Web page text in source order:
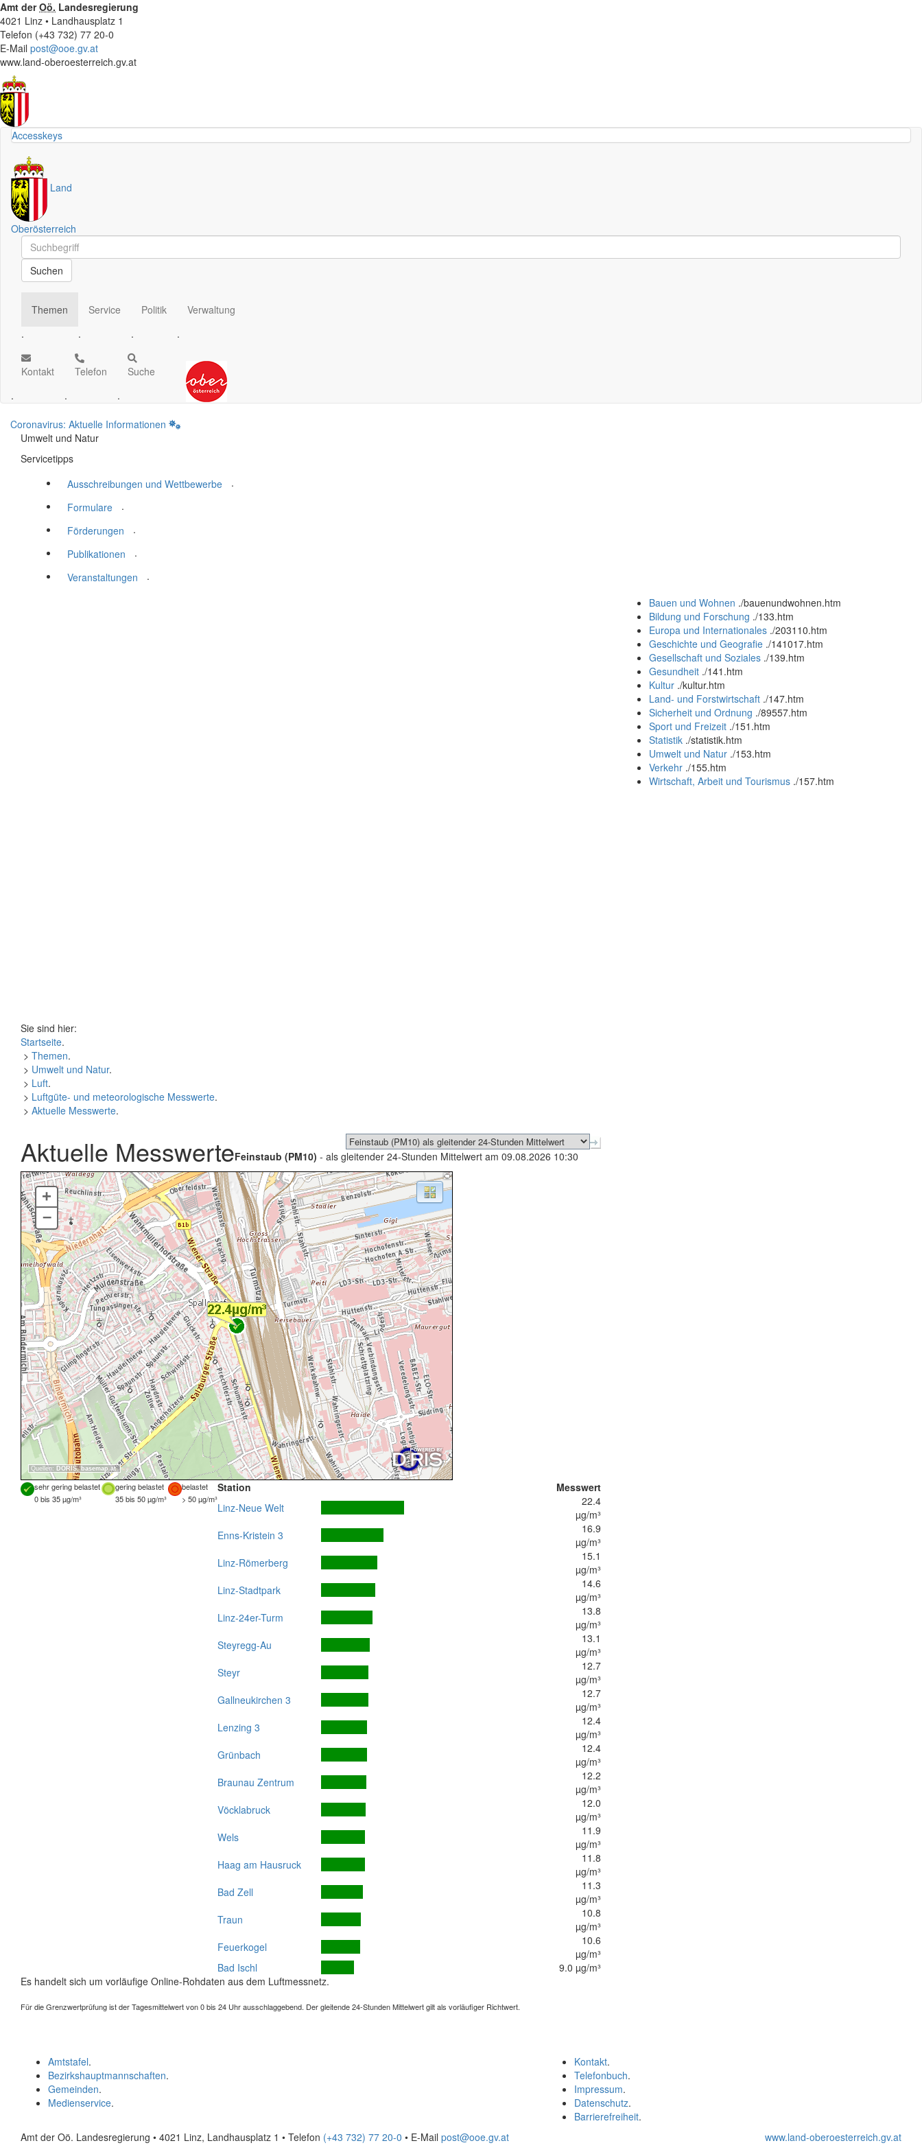
Amt derOö. Landesregierung
4021 Linz • Landhausplatz 1
Telefon (+43 732) 77 20-0
E-Mail post@ooe.gv.at
www.land-oberoesterreich.gv.at
Accesskeys
Land
Oberösterreich
Schnellsuche
Schnellsuche
Suchen
Themen
.
Service
.
Politik
.
Verwaltung
.
Kontakt
.
Telefon
.
Suche
.
Coronavirus: Aktuelle Informationen
Umwelt und Natur
Servicetipps
Ausschreibungen und Wettbewerbe
.
Formulare
.
Förderungen
.
Publikationen
.
Veranstaltungen
.
Bauen und Wohnen ./bauenundwohnen.htm
Bildung und Forschung ./133.htm
Europa und Internationales ./203110.htm
Geschichte und Geografie ./141017.htm
Gesellschaft und Soziales ./139.htm
Gesundheit ./141.htm
Kultur ./kultur.htm
Land- und Forstwirtschaft ./147.htm
Sicherheit und Ordnung ./89557.htm
Sport und Freizeit ./151.htm
Statistik ./statistik.htm
Umwelt und Natur ./153.htm
Verkehr ./155.htm
Wirtschaft, Arbeit und Tourismus ./157.htm
Sie sind hier:
Startseite.
> Themen.
> Umwelt und Natur.
> Luft.
> Luftgüte- und meteorologische Messwerte.
> Aktuelle Messwerte.
Aktuelle MesswerteFeinstaub (PM10) - als gleitender 24-Stunden Mittelwert am 09.08.2026 10:30
Quellen: DORIS, basemap.at
+
–
sehr gering belastet gering belastet
belastet
0 bis 35 µg/m³
35 bis 50 µg/m³ > 50 µg/m³
Station
Messwert
Linz-Neue Welt
22.4
µg/m³
Enns-Kristein 3
16.9
µg/m³
Linz-Römerberg
15.1
µg/m³
Linz-Stadtpark
14.6
µg/m³
Linz-24er-Turm
13.8
µg/m³
Steyregg-Au
13.1
µg/m³
Steyr
12.7
µg/m³
Gallneukirchen 3
12.7
µg/m³
Lenzing 3
12.4
µg/m³
Grünbach
12.4
µg/m³
Braunau Zentrum
12.2
µg/m³
Vöcklabruck
12.0
µg/m³
Wels
11.9
µg/m³
Haag am Hausruck
11.8
µg/m³
Bad Zell
11.3
µg/m³
Traun
10.8
µg/m³
Feuerkogel
10.6
µg/m³
Bad Ischl
9.0 µg/m³
Es handelt sich um vorläufige Online-Rohdaten aus dem Luftmessnetz.
Für die Grenzwertprüfung ist der Tagesmittelwert von 0 bis 24 Uhr ausschlaggebend. Der gleitende 24-Stunden Mittelwert gilt als vorläufiger Richtwert.
Kontakt.
Telefonbuch.
Impressum.
Datenschutz.
Barrierefreiheit.
Amtstafel.
Bezirkshauptmannschaften.
Gemeinden.
Medienservice.
Amt der Oö. Landesregierung • 4021 Linz, Landhausplatz 1 • Telefon (+43 732) 77 20-0 • E-Mail post@ooe.gv.at www.land-oberoesterreich.gv.at